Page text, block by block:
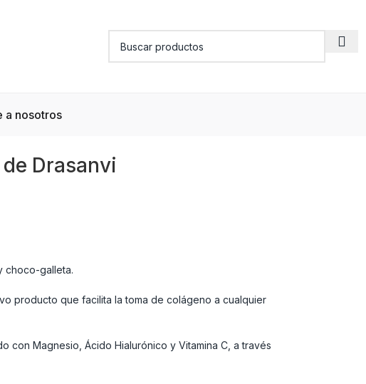
a nosotros
Drasanvi
choco-galleta.
producto que facilita la toma de colágeno a cualquier
Magnesio, Ácido Hialurónico y Vitamina C, a través